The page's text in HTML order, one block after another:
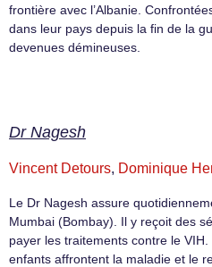
frontière avec l’Albanie.
dans leur pays depuis la fin de la
devenues démineuses.
Dr Nagesh
Vincent Detours, Dominique
Le Dr Nagesh assure
Mumbai (Bombay). Il y reçoit des
payer les traitements contre le
enfants affrontent la maladie et le